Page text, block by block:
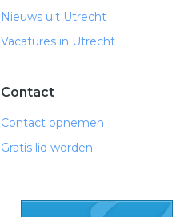
Nieuws uit Utrecht
Vacatures in Utrecht
Contact
Contact opnemen
Gratis lid worden